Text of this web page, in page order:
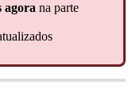
agora na parte